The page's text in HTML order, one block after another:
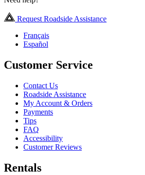
Request Roadside Assistance
Français
Español
Customer Service
Contact Us
Roadside Assistance
My Account & Orders
Payments
Tips
FAQ
Accessibility
Customer Reviews
Rentals